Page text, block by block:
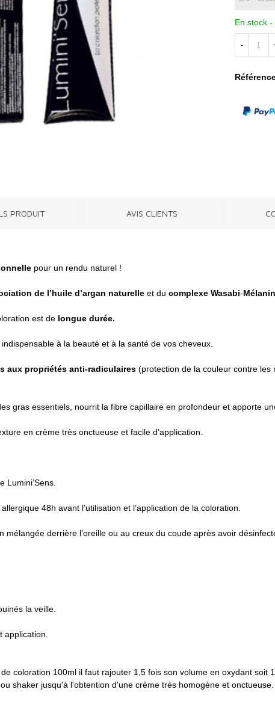
En stock -
-
PRODUIT AVIS CLIENTS
pour un rendu naturel !
de l’huile d’argan naturelle et du complexe Wasabi-
est de longue durée.
indispensable à la beauté et à la santé de vos cheveux.
aux propriétés anti-radiculaires (protection de la couleur contre
gras essentiels, nourrit la fibre capillaire en profondeur et apporte
en crème très onctueuse et facile d’application.
Lumini’Sens.
48h avant l’utilisation et l’application de la coloration.
derrière l’oreille ou au creux du coude après avoir
la veille.
application.
coloration 100ml il faut rajouter 1,5 fois son volume en oxydant soit
shaker jusqu'à l'obtention d'une crème très homogène et onctueuse.